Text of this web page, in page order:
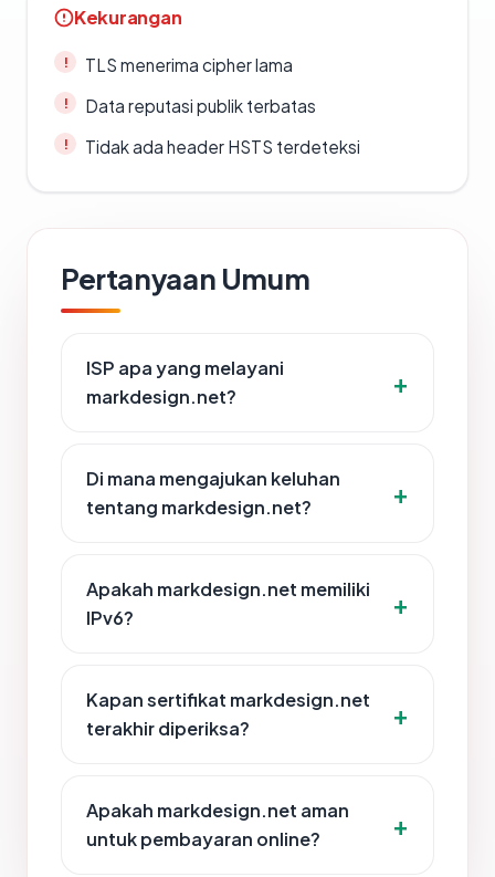
Kekurangan
TLS menerima cipher lama
Data reputasi publik terbatas
Tidak ada header HSTS terdeteksi
Pertanyaan Umum
ISP apa yang melayani
markdesign.net?
Di mana mengajukan keluhan
tentang markdesign.net?
Apakah markdesign.net memiliki
IPv6?
Kapan sertifikat markdesign.net
terakhir diperiksa?
Apakah markdesign.net aman
untuk pembayaran online?